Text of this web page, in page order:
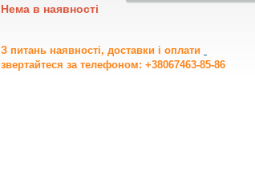
Нема в наявності
З питань наявності, доставки і оплати
звертайтеся за телефоном: +38067463-85-86